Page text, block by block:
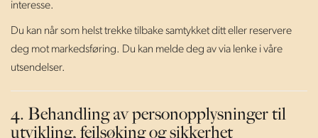
interesse.
Du kan når som helst trekke tilbake samtykket ditt eller reservere
deg mot markedsføring. Du kan melde deg av via lenke i våre
utsendelser.
4. Behandling av personopplysninger til
utvikling, feilsøking og sikkerhet